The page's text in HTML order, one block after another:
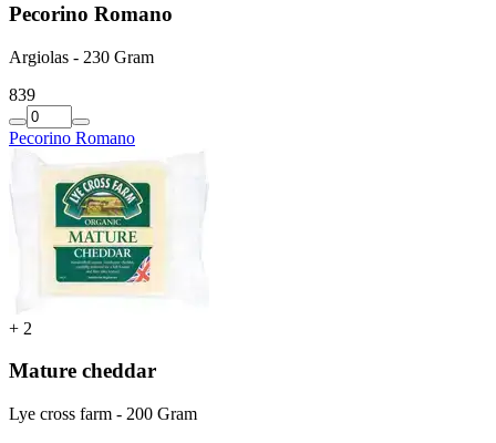
Pecorino Romano
Argiolas - 230 Gram
839
Pecorino Romano
+ 2
Mature cheddar
Lye cross farm - 200 Gram